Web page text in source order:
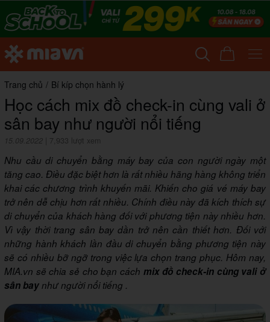
Trang chủ / Bí kíp chọn hành lý
Học cách mix đồ check-in cùng vali ở
sân bay như người nổi tiếng
15.09.2022 7,933 lượt xem
Nhu cầu di chuyển bằng máy bay của con người ngày một
tăng cao. Điều đặc biệt hơn là rất nhiều hãng hàng không triển
khai các chương trình khuyến mãi. Khiến cho giá vé máy bay
trở nên dễ chịu hơn rất nhiều. Chính điều này đã kích thích sự
di chuyển của khách hàng đối với phương tiện này nhiều hơn.
Vì vậy thời trang sân bay dần trở nên cần thiết hơn. Đối với
những hành khách lần đầu di chuyển bằng phương tiện này
sẽ có nhiều bỡ ngỡ trong việc lựa chọn trang phục. Hôm nay,
MIA.vn sẽ chia sẻ cho bạn cách mix đồ check-in cùng vali ở
sân bay như người nổi tiếng .